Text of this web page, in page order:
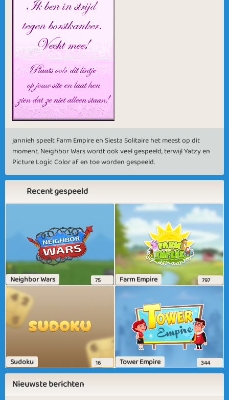
jannieh speelt Farm Empire en Siesta Solitaire het meest op dit
moment. Neighbor Wars wordt ook veel gespeeld, terwijl Yatzy en
Picture Logic Color af en toe worden gespeeld.
Recent gespeeld
Neighbor Wars 75 Farm Empire 797
Sudoku 16 Tower Empire 344
Nieuwste berichten